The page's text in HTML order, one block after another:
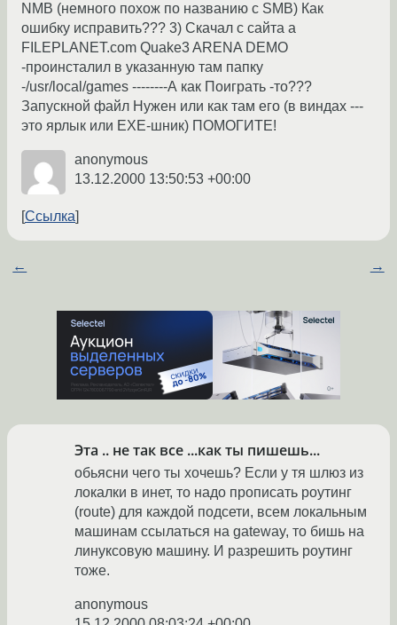
NMB (немного похож по названию с SMB) Как
ошибку исправить??? 3) Скачал с сайта a
FILEPLANET.com Quake3 ARENA DEMO
-проинсталил в указанную там папку
-/usr/local/games --------А как Поиграть -то???
Запускной файл Нужен или как там его (в виндах ---
это ярлык или EXE-шник) ПОМОГИТЕ!
anonymous
13.12.2000 13:50:53 +00:00
Ссылка
← →
Эта .. не так все ...как ты пишешь...
обьясни чего ты хочешь? Если у тя шлюз из
локалки в инет, то надо прописать роутинг
(route) для каждой подсети, всем локальным
машинам ссылаться на gateway, то бишь на
линуксовую машину. И разрешить роутинг
тоже.
anonymous